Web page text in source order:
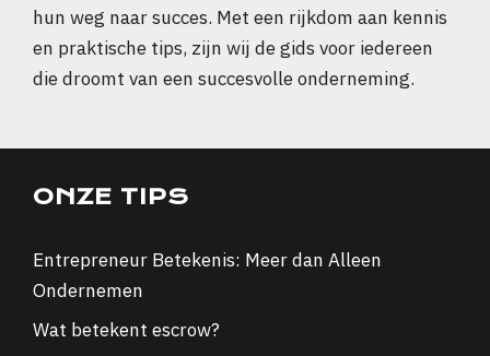
hun weg naar succes. Met een rijkdom aan kennis
en praktische tips, zijn wij de gids voor iedereen
die droomt van een succesvolle onderneming.
ONZE TIPS
Entrepreneur Betekenis: Meer dan Alleen
Ondernemen
Wat betekent escrow?